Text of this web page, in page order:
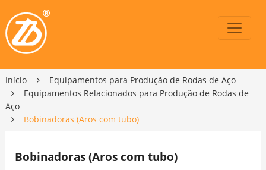
Início
Equipamentos para Produção de Rodas de Aço
Equipamentos Relacionados para Produção de Rodas de
Aço
Bobinadoras (Aros com tubo)
Bobinadoras (Aros com tubo)